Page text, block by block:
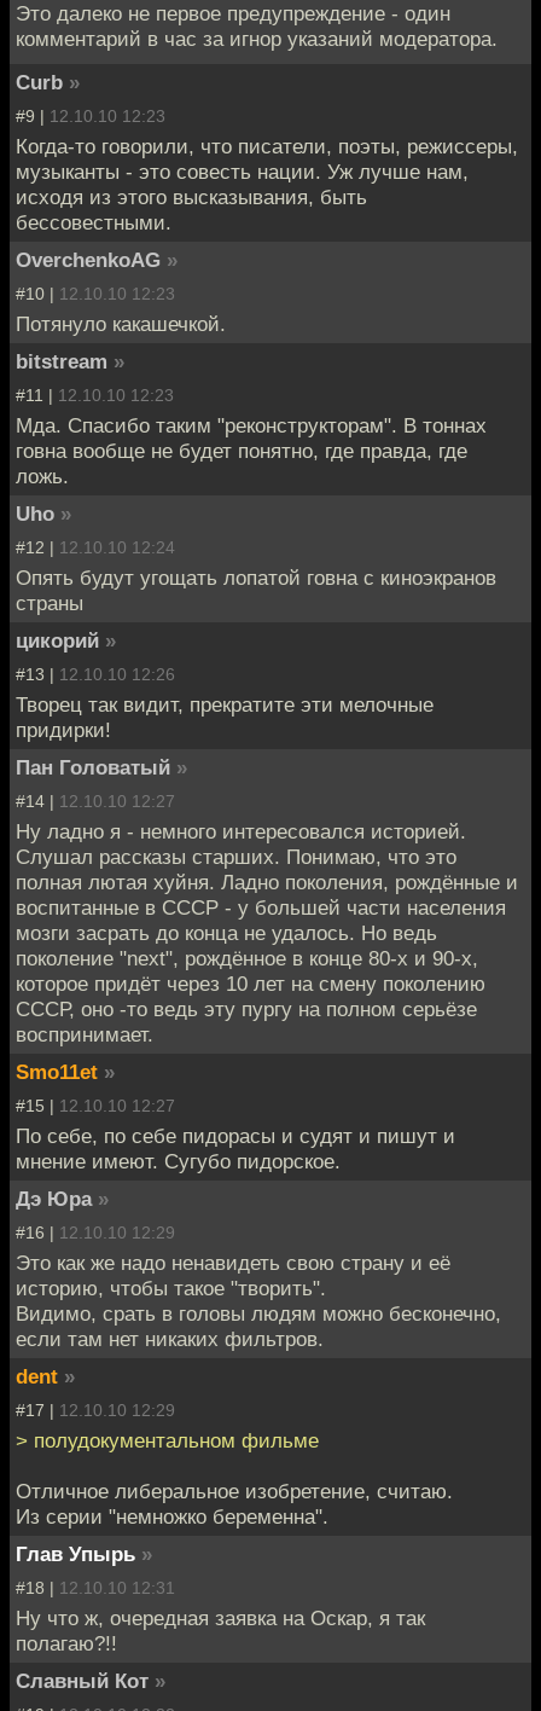
Это далеко не первое предупреждение - один
комментарий в час за игнор указаний модератора.
Curb »
#9 | 12.10.10 12:23
Когда-то говорили, что писатели, поэты, режиссеры,
музыканты - это совесть нации. Уж лучше нам,
исходя из этого высказывания, быть
бессовестными.
OverchenkoAG »
#10 | 12.10.10 12:23
Потянуло какашечкой.
bitstream »
#11 | 12.10.10 12:23
Мда. Спасибо таким "реконструкторам". В тоннах
говна вообще не будет понятно, где правда, где
ложь.
Uho »
#12 | 12.10.10 12:24
Опять будут угощать лопатой говна с киноэкранов
страны
цикорий »
#13 | 12.10.10 12:26
Творец так видит, прекратите эти мелочные
придирки!
Пан Головатый »
#14 | 12.10.10 12:27
Ну ладно я - немного интересовался историей.
Слушал рассказы старших. Понимаю, что это
полная лютая хуйня. Ладно поколения, рождённые и
воспитанные в СССР - у большей части населения
мозги засрать до конца не удалось. Но ведь
поколение "next", рождённое в конце 80-х и 90-х,
которое придёт через 10 лет на смену поколению
СССР, оно -то ведь эту пургу на полном серьёзе
воспринимает.
Smo11et »
#15 | 12.10.10 12:27
По себе, по себе пидорасы и судят и пишут и
мнение имеют. Сугубо пидорское.
Дэ Юра »
#16 | 12.10.10 12:29
Это как же надо ненавидеть свою страну и её
историю, чтобы такое "творить".
Видимо, срать в головы людям можно бесконечно,
если там нет никаких фильтров.
dent »
#17 | 12.10.10 12:29
> полудокументальном фильме
Отличное либеральное изобретение, считаю.
Из серии "немножко беременна".
Глав Упырь »
#18 | 12.10.10 12:31
Ну что ж, очередная заявка на Оскар, я так
полагаю?!!
Славный Кот »